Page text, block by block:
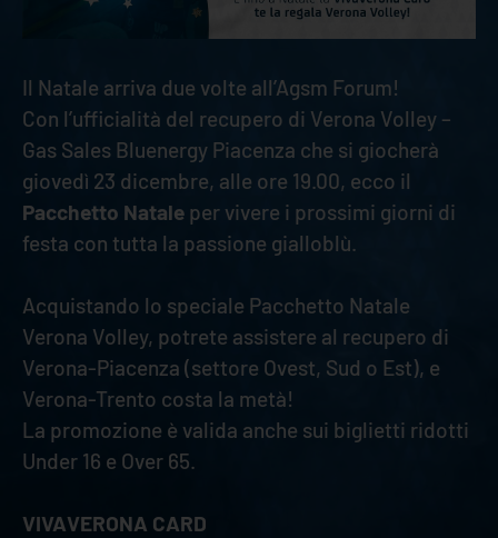
Il Natale arriva due volte all’Agsm Forum!
Con l’ufficialità del recupero di Verona Volley –
Gas Sales Bluenergy Piacenza che si giocherà
giovedì 23 dicembre, alle ore 19.00, ecco il
Pacchetto Natale per vivere i prossimi giorni di
festa con tutta la passione gialloblù.
Acquistando lo speciale Pacchetto Natale
Verona Volley, potrete assistere al recupero di
Verona-Piacenza (settore Ovest, Sud o Est), e
Verona-Trento costa la metà!
La promozione è valida anche sui biglietti ridotti
Under 16 e Over 65.
VIVAVERONA CARD